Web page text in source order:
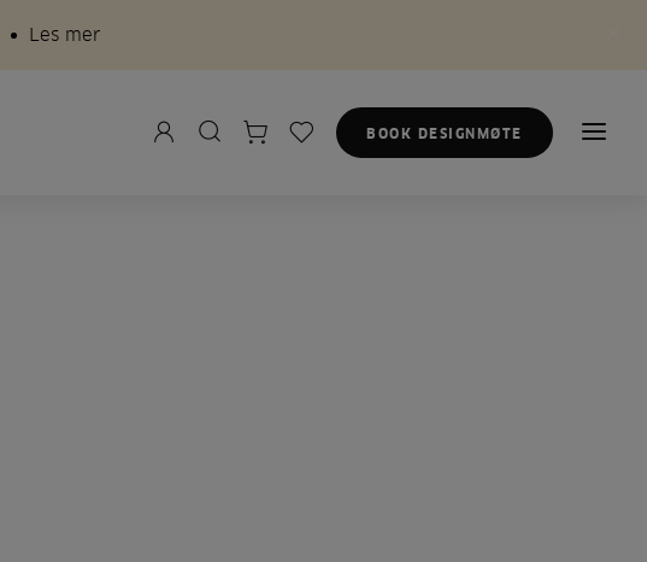
Les mer
BOOK DESIGNMØTE